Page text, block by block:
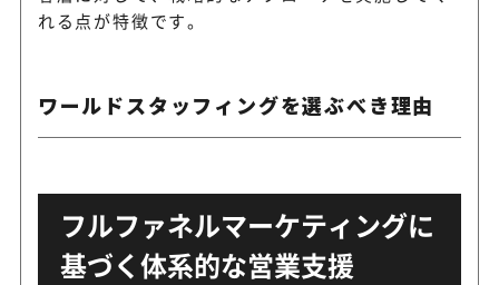
Sales Platform
リーグル
BtoBマーケティングとイン
ルスをつなぐ営業支援
れる点が特徴です。
ワールドスタッフィングを選ぶべき理由
フルファネルマーケティングに
基づく体系的な営業支援